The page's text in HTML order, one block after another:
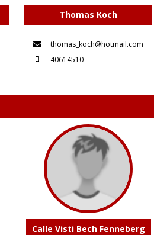
Thomas Koch
thomas_koch@hotmail.com
40614510
Calle Visti Bech Fenneberg